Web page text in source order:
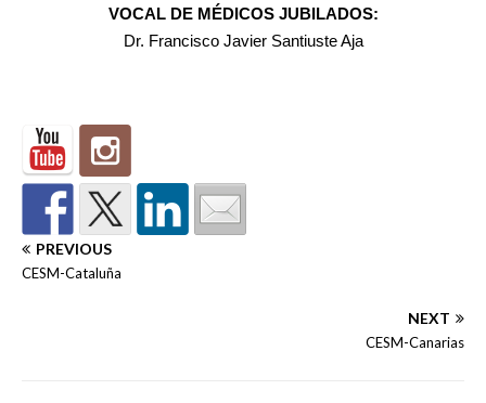
VOCAL DE MÉDICOS JUBILADOS:
Dr. Francisco Javier Santiuste Aja
PREVIOUS
CESM-Cataluña
NEXT
CESM-Canarias